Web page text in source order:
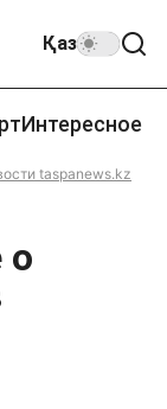
Қаз
Интересное
taspanews.kz
о